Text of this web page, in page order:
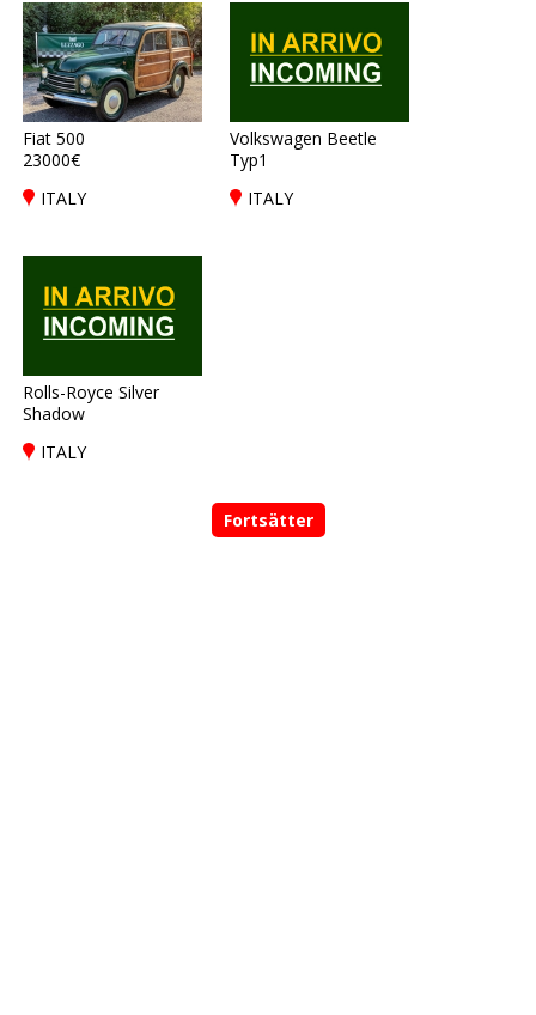
Fiat 500
23000€
ITALY
Volkswagen Beetle
Typ1
ITALY
Rolls-Royce Silver
Shadow
ITALY
Fortsätter